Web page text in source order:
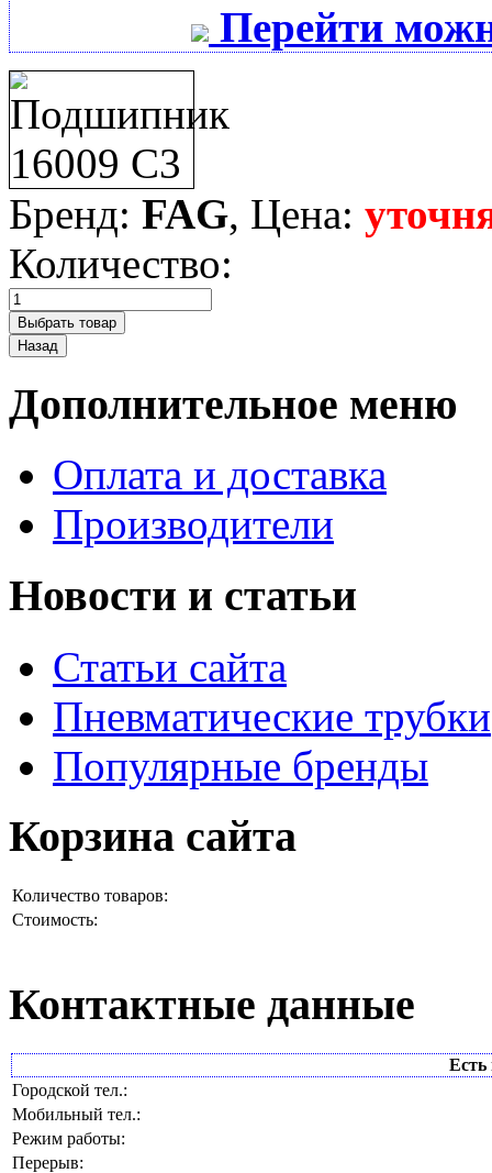
Перейти
Бренд: FAG, Цена:
Количество:
Дополнительное меню
Оплата и доставка
Производители
Новости и статьи
Статьи сайта
Пневматические трубки
Популярные бренды
Корзина сайта
Количество товаров:
Стоимость:
Контактные данные
Есть
Городской тел.:
Мобильный тел.:
Режим работы:
Перерыв: